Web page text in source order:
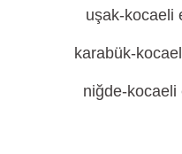
uşak-kocaeli
karabük-
niğde-